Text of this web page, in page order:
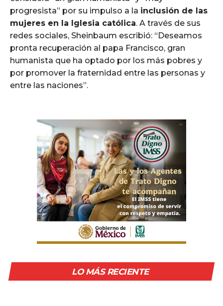
progresista” por su impulso a la inclusión de las
mujeres en la Iglesia católica. A través de sus
redes sociales, Sheinbaum escribió: “Deseamos
pronta recuperación al papa Francisco, gran
humanista que ha optado por los más pobres y
por promover la fraternidad entre las personas y
entre las naciones”.
LO MÁS RECIENTE